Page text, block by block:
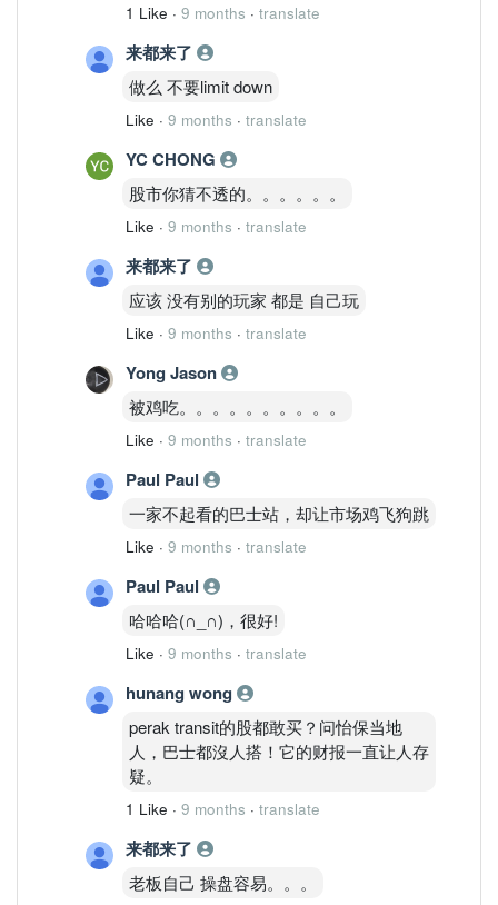
1 Like · 9 months · translate
来都来了
做么 不要limit down
Like · 9 months · translate
YC CHONG
股市你猜不透的。。。。。。
Like · 9 months · translate
来都来了
应该 没有别的玩家 都是 自己玩
Like · 9 months · translate
Yong Jason
被鸡吃。。。。。。。。。。
Like · 9 months · translate
Paul Paul
一家不起看的巴士站，却让市场鸡飞狗跳
Like · 9 months · translate
Paul Paul
哈哈哈(∩_∩)，很好!
Like · 9 months · translate
hunang wong
perak transit的股都敢买？问怡保当地
人，巴士都沒人搭！它的财报一直让人存
疑。
1 Like · 9 months · translate
来都来了
老板自己 操盘容易。。。